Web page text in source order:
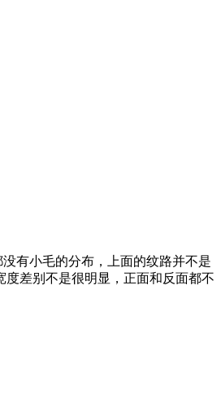
有小毛的分布，上面的纹路并不是
差别不是很明显，正面和反面都不